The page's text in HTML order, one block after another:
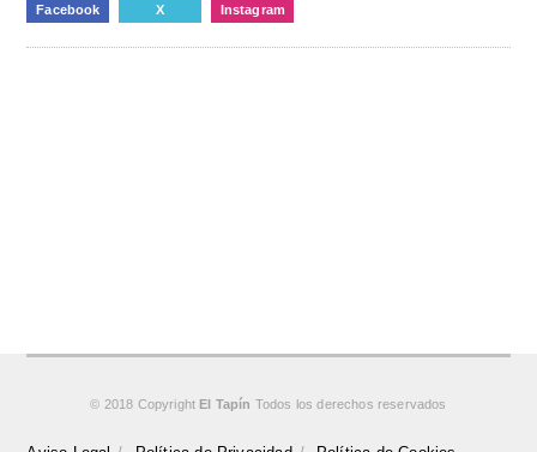
Facebook X Instagram
© 2018 Copyright El Tapín Todos los derechos reservados